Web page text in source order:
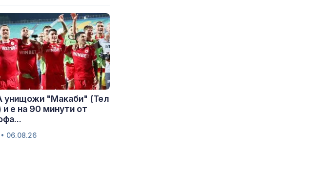
унищожи "Макаби" (Тел
и е на 90 минути от
• 06.08.26